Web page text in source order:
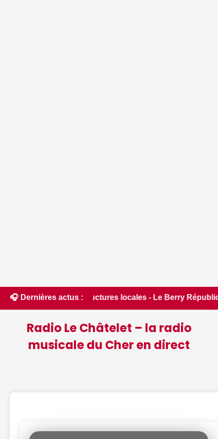
🎧 Dernières actus :
locales - Le Berry Républicain • 📰
Radio Le Châtelet – la radio
musicale du Cher en direct